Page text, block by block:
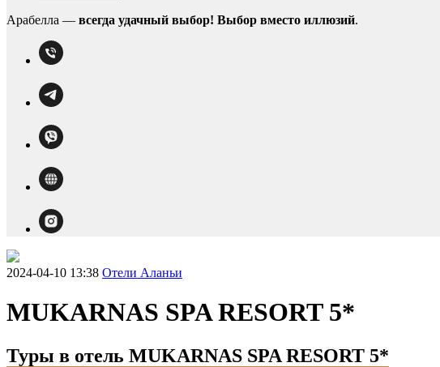
Арабелла — всегда удачный выбор! Выбор вместо иллюзий.
2024-04-10 13:38 Отели Аланьи
MUKARNAS SPA RESORT 5*
Туры в отель MUKARNAS SPA RESORT 5*